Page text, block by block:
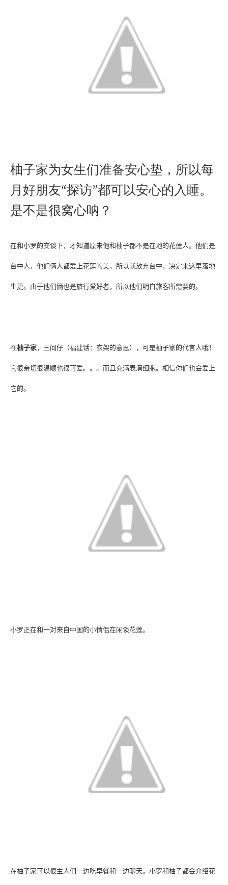
柚子家为女生们准备安心垫，所以每
月好朋友“探访”都可以安心的入睡。
是不是很窝心呐？
在和小罗的交谈下，才知道原来他和柚子都不是在地的花莲人。他们是
台中人，他们俩人都爱上花莲的美，所以就放弃台中，决定来这里落地
生更。由于他们俩也是旅行爱好者，所以他们明白旅客所需要的。
在柚子家，三间仔（福建话：衣架的意思），可是柚子家的代言人哦！
它很亲切很温顺也很可爱。。。而且充满表演细胞。相信你们也会爱上
它的。
小罗正在和一对来自中国的小情侣在闲谈花莲。
在柚子家可以很主人们一边吃早餐和一边聊天。小罗和柚子都会介绍花